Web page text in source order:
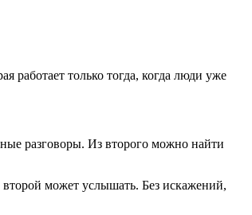
работает только тогда, когда люди уже
разговоры. Из второго можно найти
может услышать. Без искажений,